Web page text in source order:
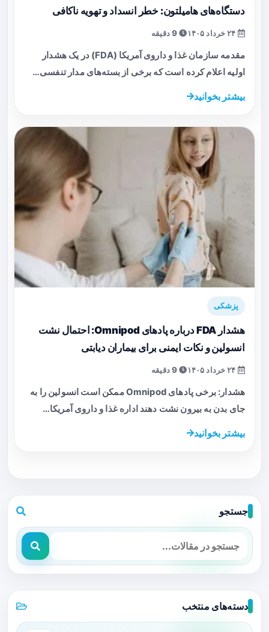
دستگاه‌های هامیلتون: خطر انسداد و تهویه ناکافی
9 دقیقه
مقدمه سازمان غذا و داروی آمریکا (FDA) در یک هشدار
اولیه اعلام کرده است که برخی از بسته‌های مدار تنفسی…
بیشتر بخوانید
پزشکی
هشدار FDA درباره پادهای Omnipod: احتمال نشت
انسولین و نکات ایمنی برای بیماران دیابتی
9 دقیقه
هشدار: برخی پادهای Omnipod ممکن است انسولین را به
جای بدن به بیرون نشت دهند اداره غذا و داروی آمریکا…
بیشتر بخوانید
جستجو
دسته‌های منتخب